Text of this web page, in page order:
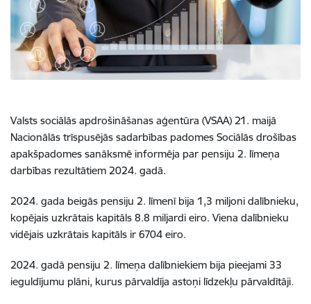
Valsts sociālās apdrošināšanas aģentūra (VSAA) 21. maijā
Nacionālās trīspusējās sadarbības padomes Sociālās drošības
apakšpadomes sanāksmē informēja par pensiju 2. līmeņa
darbības rezultātiem 2024. gadā.
2024. gada beigās pensiju 2. līmenī bija 1,3 miljoni dalībnieku,
kopējais uzkrātais kapitāls 8.8 miljardi eiro. Viena dalībnieku
vidējais uzkrātais kapitāls ir 6704 eiro.
2024. gadā pensiju 2. līmeņa dalībniekiem bija pieejami 33
ieguldījumu plāni, kurus pārvaldīja astoņi līdzekļu pārvaldītāji.